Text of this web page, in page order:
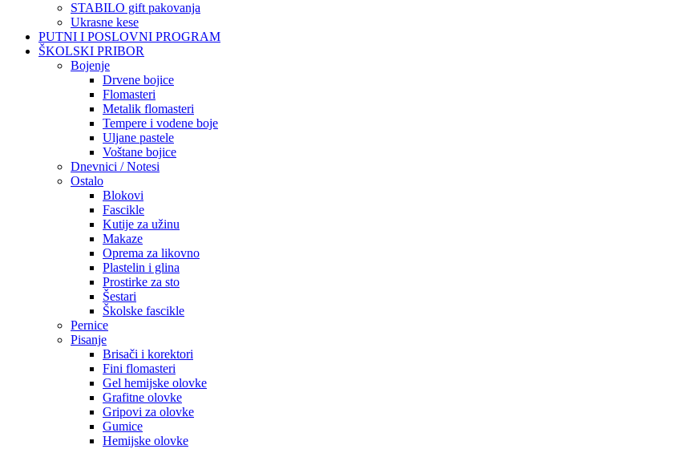
STABILO gift pakovanja
Ukrasne kese
PUTNI I POSLOVNI PROGRAM
ŠKOLSKI PRIBOR
Bojenje
Drvene bojice
Flomasteri
Metalik flomasteri
Tempere i vodene boje
Uljane pastele
Voštane bojice
Dnevnici / Notesi
Ostalo
Blokovi
Fascikle
Kutije za užinu
Makaze
Oprema za likovno
Plastelin i glina
Prostirke za sto
Šestari
Školske fascikle
Pernice
Pisanje
Brisači i korektori
Fini flomasteri
Gel hemijske olovke
Grafitne olovke
Gripovi za olovke
Gumice
Hemijske olovke